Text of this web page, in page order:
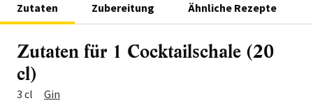
Zutaten Zubereitung Ähnliche Rezepte
Zutaten für 1 Cocktailschale (20
cl)
MengeZutat
3 cl
Gin